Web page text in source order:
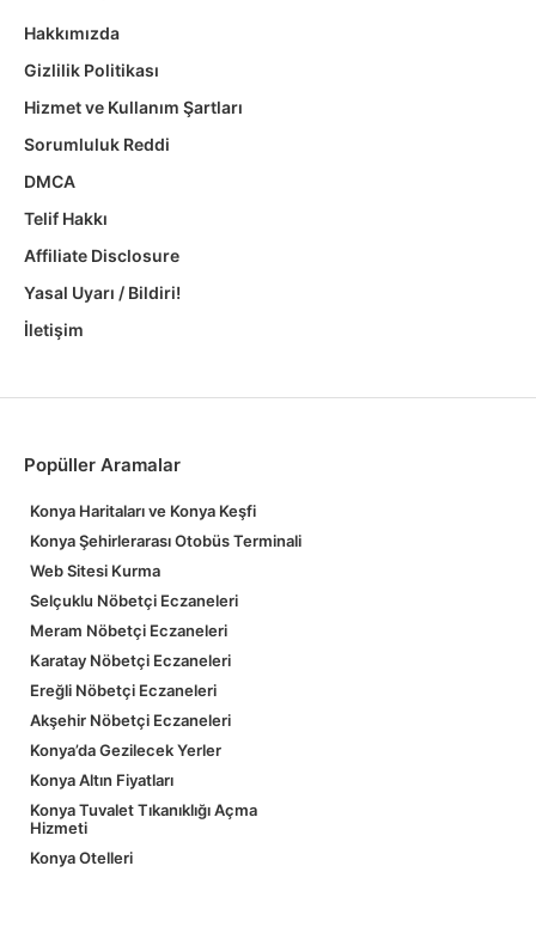
Hakkımızda
Gizlilik Politikası
Hizmet ve Kullanım Şartları
Sorumluluk Reddi
DMCA
Telif Hakkı
Affiliate Disclosure
Yasal Uyarı / Bildiri!
İletişim
Popüller Aramalar
Konya Haritaları ve Konya Keşfi
Konya Şehirlerarası Otobüs Terminali
Web Sitesi Kurma
Selçuklu Nöbetçi Eczaneleri
Meram Nöbetçi Eczaneleri
Karatay Nöbetçi Eczaneleri
Ereğli Nöbetçi Eczaneleri
Akşehir Nöbetçi Eczaneleri
Konya’da Gezilecek Yerler
Konya Altın Fiyatları
Konya Tuvalet Tıkanıklığı Açma
Hizmeti
Konya Otelleri